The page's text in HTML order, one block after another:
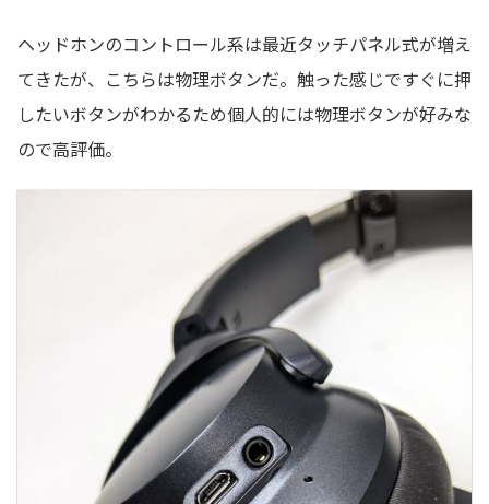
ヘッドホンのコントロール系は最近タッチパネル式が増え
てきたが、こちらは物理ボタンだ。触った感じですぐに押
したいボタンがわかるため個人的には物理ボタンが好みな
ので高評価。